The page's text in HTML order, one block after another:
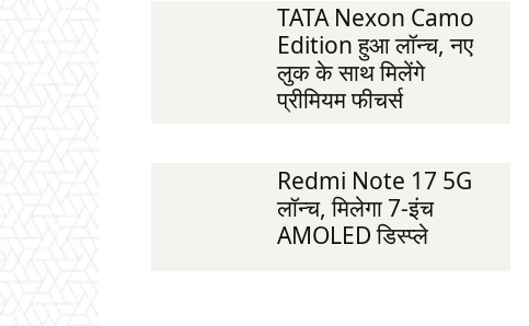
TATA Nexon Camo
Edition हुआ लॉन्च, नए
लुक के साथ मिलेंगे
प्रीमियम फीचर्स
Redmi Note 17 5G
लॉन्च, मिलेगा 7-इंच
AMOLED डिस्प्ले